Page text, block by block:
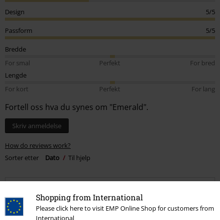
Shopping from International
Please click here to visit EMP Online Shop for customers from
International
Design 5/5
Passform 5/5
Bredde
For smal
Perfekt
For bred
Lengde
For kort
Perfekt For lang
Fortell oss hva du synes om "Emerald".
Skriv anmeldelse
How do reviews work?
Sorter etter
Dato Til hjelp
Josefine L.
1 Anmeldelse